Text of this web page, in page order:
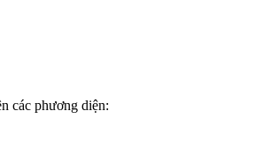
các phương diện: